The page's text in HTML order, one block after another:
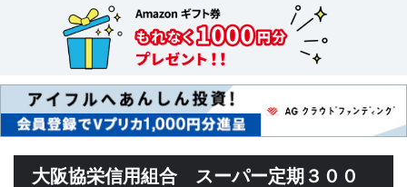
大阪協栄信用組合 スーパー定期３００